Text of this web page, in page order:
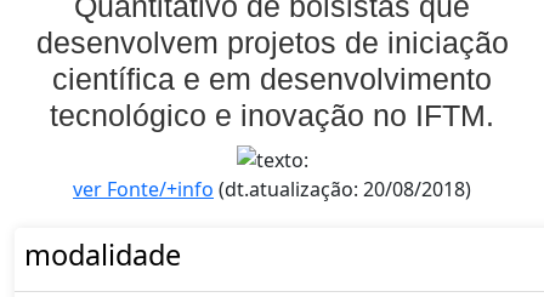
desenvolvem projetos de iniciação
científica e em desenvolvimento
tecnológico e inovação no IFTM.
ver Fonte/+info (dt.atualização: 20/08/2018)
modalidade